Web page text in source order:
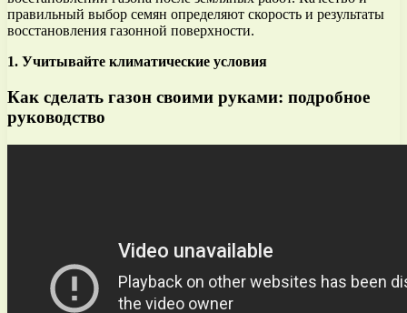
правильный выбор семян определяют скорость и результаты
восстановления газонной поверхности.
1. Учитывайте климатические условия
Как сделать газон своими руками: подробное
руководство